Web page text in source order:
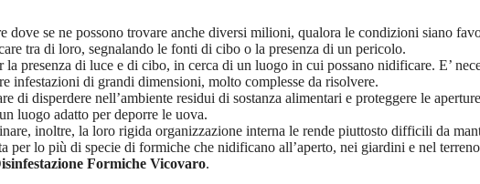
se ne possono trovare anche diversi milioni, qualora le condizioni siano
tra di loro, segnalando le fonti di cibo o la presenza di un pericolo.
presenza di luce e di cibo, in cerca di un luogo in cui possano nidificare. E’
infestazioni di grandi dimensioni, molto complesse da risolvere.
disperdere nell’ambiente residui di sostanza alimentari e proteggere le
luogo adatto per deporre le uova.
inoltre, la loro rigida organizzazione interna le rende piuttosto difficili da
per lo più di specie di formiche che nidificano all’aperto, nei giardini e nel
Formiche Vicovaro.